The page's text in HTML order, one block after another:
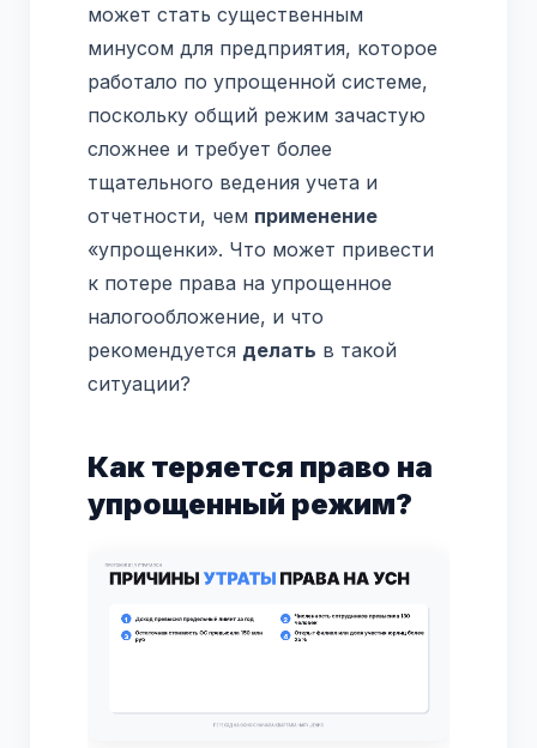
может стать существенным
минусом для предприятия, которое
работало по упрощенной системе,
поскольку общий режим зачастую
сложнее и требует более
тщательного ведения учета и
отчетности, чем применение
«упрощенки». Что может привести
к потере права на упрощенное
налогообложение, и что
рекомендуется делать в такой
ситуации?
Как теряется право на
упрощенный режим?